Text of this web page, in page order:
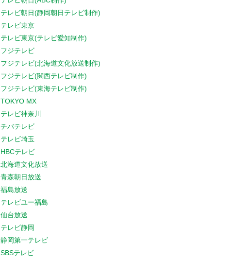
テレビ朝日(静岡朝日テレビ制作)
テレビ東京
テレビ東京(テレビ愛知制作)
フジテレビ
フジテレビ(北海道文化放送制作)
フジテレビ(関西テレビ制作)
フジテレビ(東海テレビ制作)
TOKYO MX
テレビ神奈川
チバテレビ
テレビ埼玉
HBCテレビ
北海道文化放送
青森朝日放送
福島放送
テレビユー福島
仙台放送
テレビ静岡
静岡第一テレビ
SBSテレビ